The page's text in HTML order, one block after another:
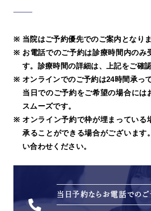
当院はご予約優先でのご案内となりま
お電話でのご予約は診療時間内のみ
す。診療時間の詳細は、上記をご確認
オンラインでのご予約は24時間承っ
当日でのご予約をご希望の場合には
スムーズです。
オンライン予約で枠が埋まっている
承ることができる場合がございます
い合わせください。
当日予約ならお電話での